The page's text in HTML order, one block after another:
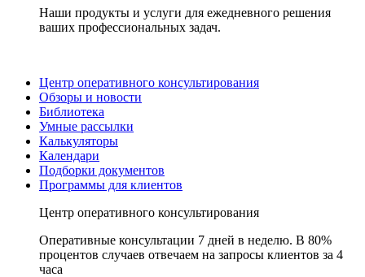
Наши продукты и услуги для ежедневного решения
ваших профессиональных задач.
Центр оперативного консультирования
Обзоры и новости
Библиотека
Умные рассылки
Калькуляторы
Календари
Подборки документов
Программы для клиентов
Центр оперативного консультирования
Оперативные консультации 7 дней в неделю. В 80%
процентов случаев отвечаем на запросы клиентов за 4
часа